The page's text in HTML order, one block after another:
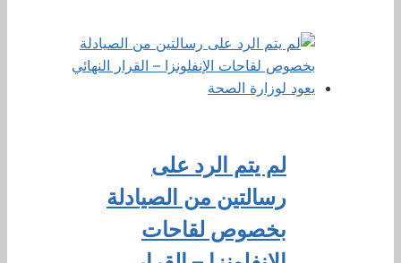
لم يتم الرد على
رسالتين من الصيادلة
بخصوص لقاحات